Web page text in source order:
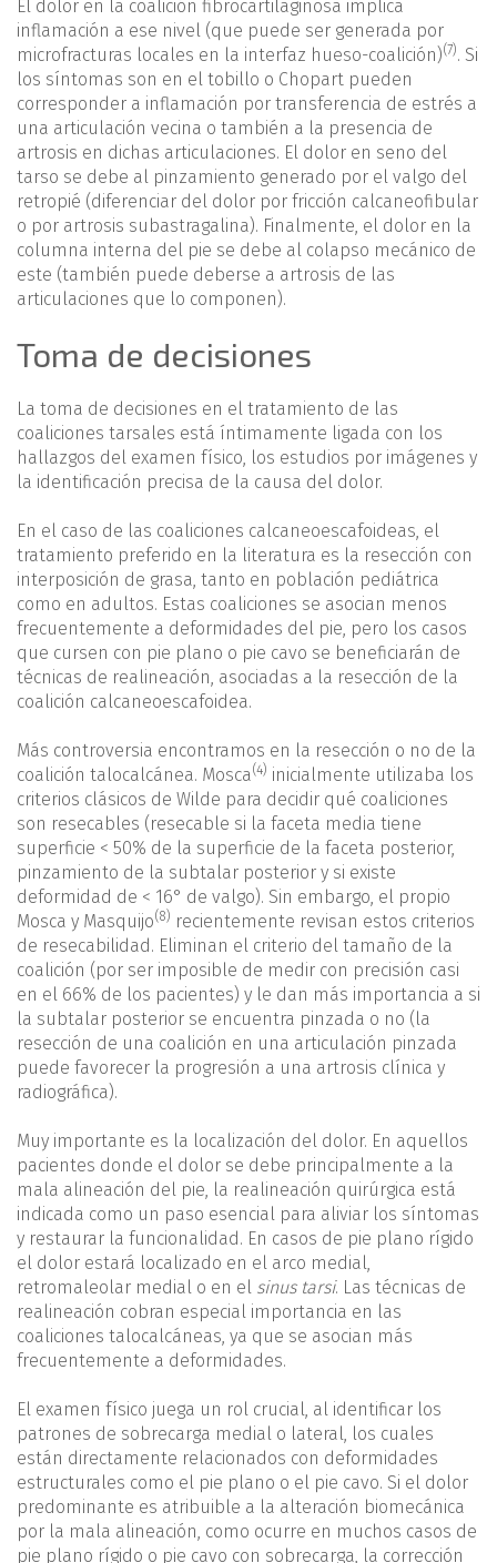
El dolor en la coalición fibrocartilaginosa implica
inflamación a ese nivel (que puede ser generada por
microfracturas locales en la interfaz hueso-coalición)(7). Si
los síntomas son en el tobillo o Chopart pueden
corresponder a inflamación por transferencia de estrés a
una articulación vecina o también a la presencia de
artrosis en dichas articulaciones. El dolor en seno del
tarso se debe al pinzamiento generado por el valgo del
retropié (diferenciar del dolor por fricción calcaneofibular
o por artrosis subastragalina). Finalmente, el dolor en la
columna interna del pie se debe al colapso mecánico de
este (también puede deberse a artrosis de las
articulaciones que lo componen).
Toma de decisiones
La toma de decisiones en el tratamiento de las
coaliciones tarsales está íntimamente ligada con los
hallazgos del examen físico, los estudios por imágenes y
la identificación precisa de la causa del dolor.
En el caso de las coaliciones calcaneoescafoideas, el
tratamiento preferido en la literatura es la resección con
interposición de grasa, tanto en población pediátrica
como en adultos. Estas coaliciones se asocian menos
frecuentemente a deformidades del pie, pero los casos
que cursen con pie plano o pie cavo se beneficiarán de
técnicas de realineación, asociadas a la resección de la
coalición calcaneoescafoidea.
Más controversia encontramos en la resección o no de la
coalición talocalcánea. Mosca (4) inicialmente utilizaba los
criterios clásicos de Wilde para decidir qué coaliciones
son resecables (resecable si la faceta media tiene
superficie < 50% de la superficie de la faceta posterior,
pinzamiento de la subtalar posterior y si existe
deformidad de < 16° de valgo). Sin embargo, el propio
Mosca y Masquijo(8) recientemente revisan estos criterios
de resecabilidad. Eliminan el criterio del tamaño de la
coalición (por ser imposible de medir con precisión casi
en el 66% de los pacientes) y le dan más importancia a si
la subtalar posterior se encuentra pinzada o no (la
resección de una coalición en una articulación pinzada
puede favorecer la progresión a una artrosis clínica y
radiográfica).
Muy importante es la localización del dolor. En aquellos
pacientes donde el dolor se debe principalmente a la
mala alineación del pie, la realineación quirúrgica está
indicada como un paso esencial para aliviar los síntomas
y restaurar la funcionalidad. En casos de pie plano rígido
el dolor estará localizado en el arco medial,
retromaleolar medial o en el sinus tarsi. Las técnicas de
realineación cobran especial importancia en las
coaliciones talocalcáneas, ya que se asocian más
frecuentemente a deformidades.
El examen físico juega un rol crucial, al identificar los
patrones de sobrecarga medial o lateral, los cuales
están directamente relacionados con deformidades
estructurales como el pie plano o el pie cavo. Si el dolor
predominante es atribuible a la alteración biomecánica
por la mala alineación, como ocurre en muchos casos de
pie plano rígido o pie cavo con sobrecarga, la corrección